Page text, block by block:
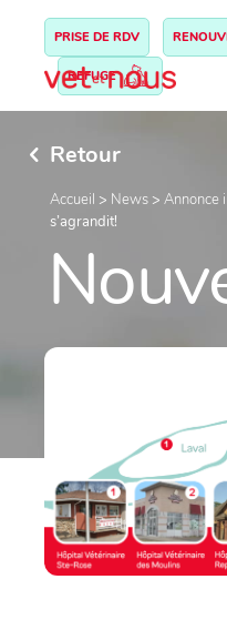
PRISE DE RDV
REFUGE
Retour
Accueil > News > Annonce
s’agrandit!